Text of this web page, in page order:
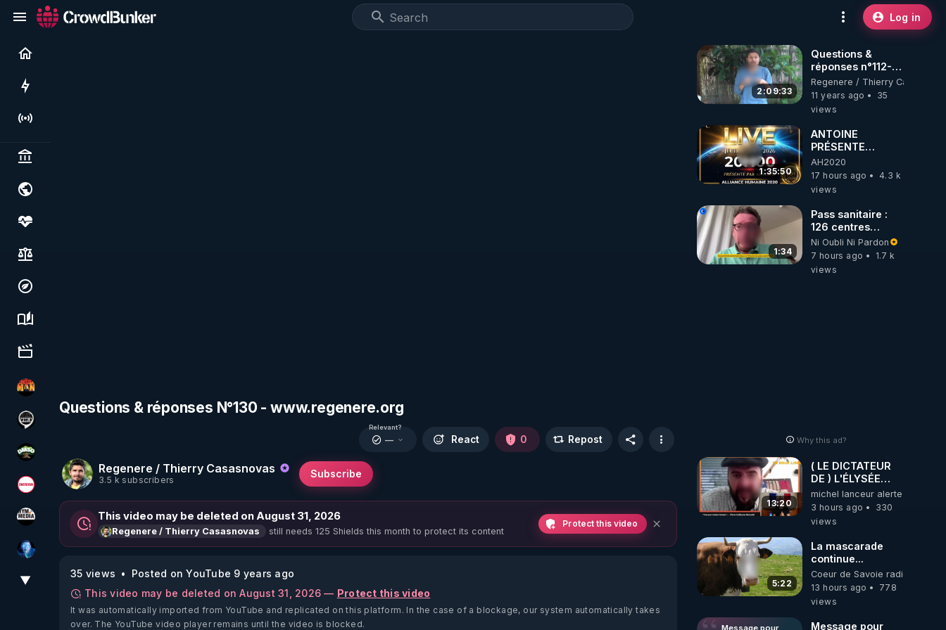
Log in
Live
Politics & institutions
Society, justice & freedoms
Economy, environment & technology
Science, history & spirituality
Culture, media & entertainment
OHM ÉGA MAN
Notre Réalité Est Falsifiée Et Fausse
DMSO pour TOUS
Magazine Nexus
HYM.MEDIA
AH2020
▼
Questions & réponses N°130 - www.regenere.org
Regenere / Thierry Casasnovas
3.5 k subscribers
Subscribe
Relevant?
— React 0 Repost
This video may be deleted on August 31, 2026
Regenere / Thierry Casasnovas still needs 125 Shields this month to protect its content
Protect this video
35 views
Posted on YouTube 9 years ago
This video may be deleted on August 31, 2026 — Protect this video
It was automatically imported from YouTube and replicated on this platform. In the case of a blockage, our system automatically takes
over. The YouTube video player remains until the video is blocked.
2:09:33
Questions &
réponses n°112-
www.regenere.org
Regenere / Thierry
11 years ago
35
views
1:35:50
ANTOINE
PRÉSENTE
AH2020 LE LIVE
20H ***DU
06/08/2026***
AH2020
17 hours ago
4.3 k
views
1:34
Pass sanitaire :
126 centres
commerciaux
concernés par
l'obligation dans
Ni Oubli Ni Pardon
7 hours ago
1.7 k
views
Why this ad?
13:20
( LE DICTATEUR
DE ) L'ÉLYSÉE
PANIQUE : PIERRE
GUILLAUME
MERCADAL
michel lanceur alerte
3 hours ago
330
views
5:22
La mascarade
continue...
Coeur de Savoie radioweb TV
13 hours ago
778
views
Message pour
Message pour